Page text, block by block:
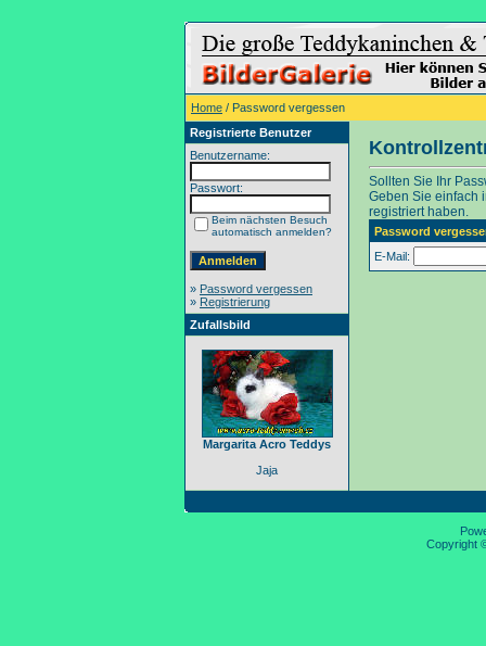
Home / Password vergessen
Registrierte Benutzer
Benutzername:
Passwort:
Beim nächsten Besuch
automatisch anmelden?
» Password vergessen
» Registrierung
Zufallsbild
Margarita Acro Teddys
Jaja
Sollten Sie Ihr
Geben Sie einfach
registriert haben.
Password
E-Mail:
Copyright